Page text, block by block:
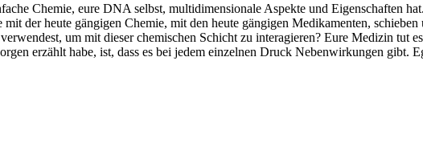
Chemie, eure DNA selbst, multidimensionale Aspekte und Eigenschaften
der heute gängigen Chemie, mit den heute gängigen Medikamenten,
um mit dieser chemischen Schicht zu interagieren? Eure Medizin tut
erzählt habe, ist, dass es bei jedem einzelnen Druck Nebenwirkungen gibt.